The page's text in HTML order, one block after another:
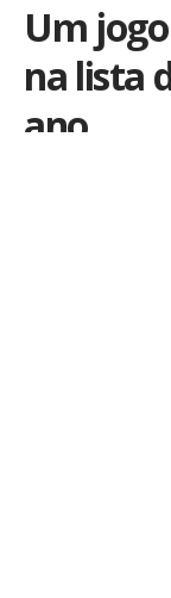
Um
na lista
ano